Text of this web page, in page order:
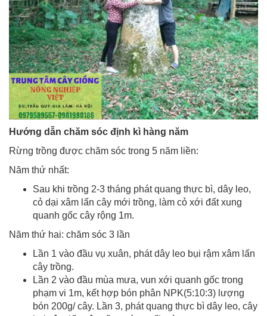
Hướng dẫn chăm sóc định kì hàng năm
Rừng trồng được chăm sóc trong 5 năm liền:
Năm thứ nhất:
Sau khi trồng 2-3 tháng phát quang thực bì, dây leo,
cỏ dại xâm lấn cây mới trồng, làm cỏ xới đất xung
quanh gốc cây rộng 1m.
Năm thứ hai: chăm sóc 3 lần
Lần 1 vào đầu vụ xuân, phát dây leo bụi rậm xâm lấn
cây trồng.
Lần 2 vào đầu mùa mưa, vun xới quanh gốc trong
phạm vi 1m, kết hợp bón phân NPK(5:10:3) lượng
bón 200g/ cây. Lần 3, phát quang thực bì dây leo, cây